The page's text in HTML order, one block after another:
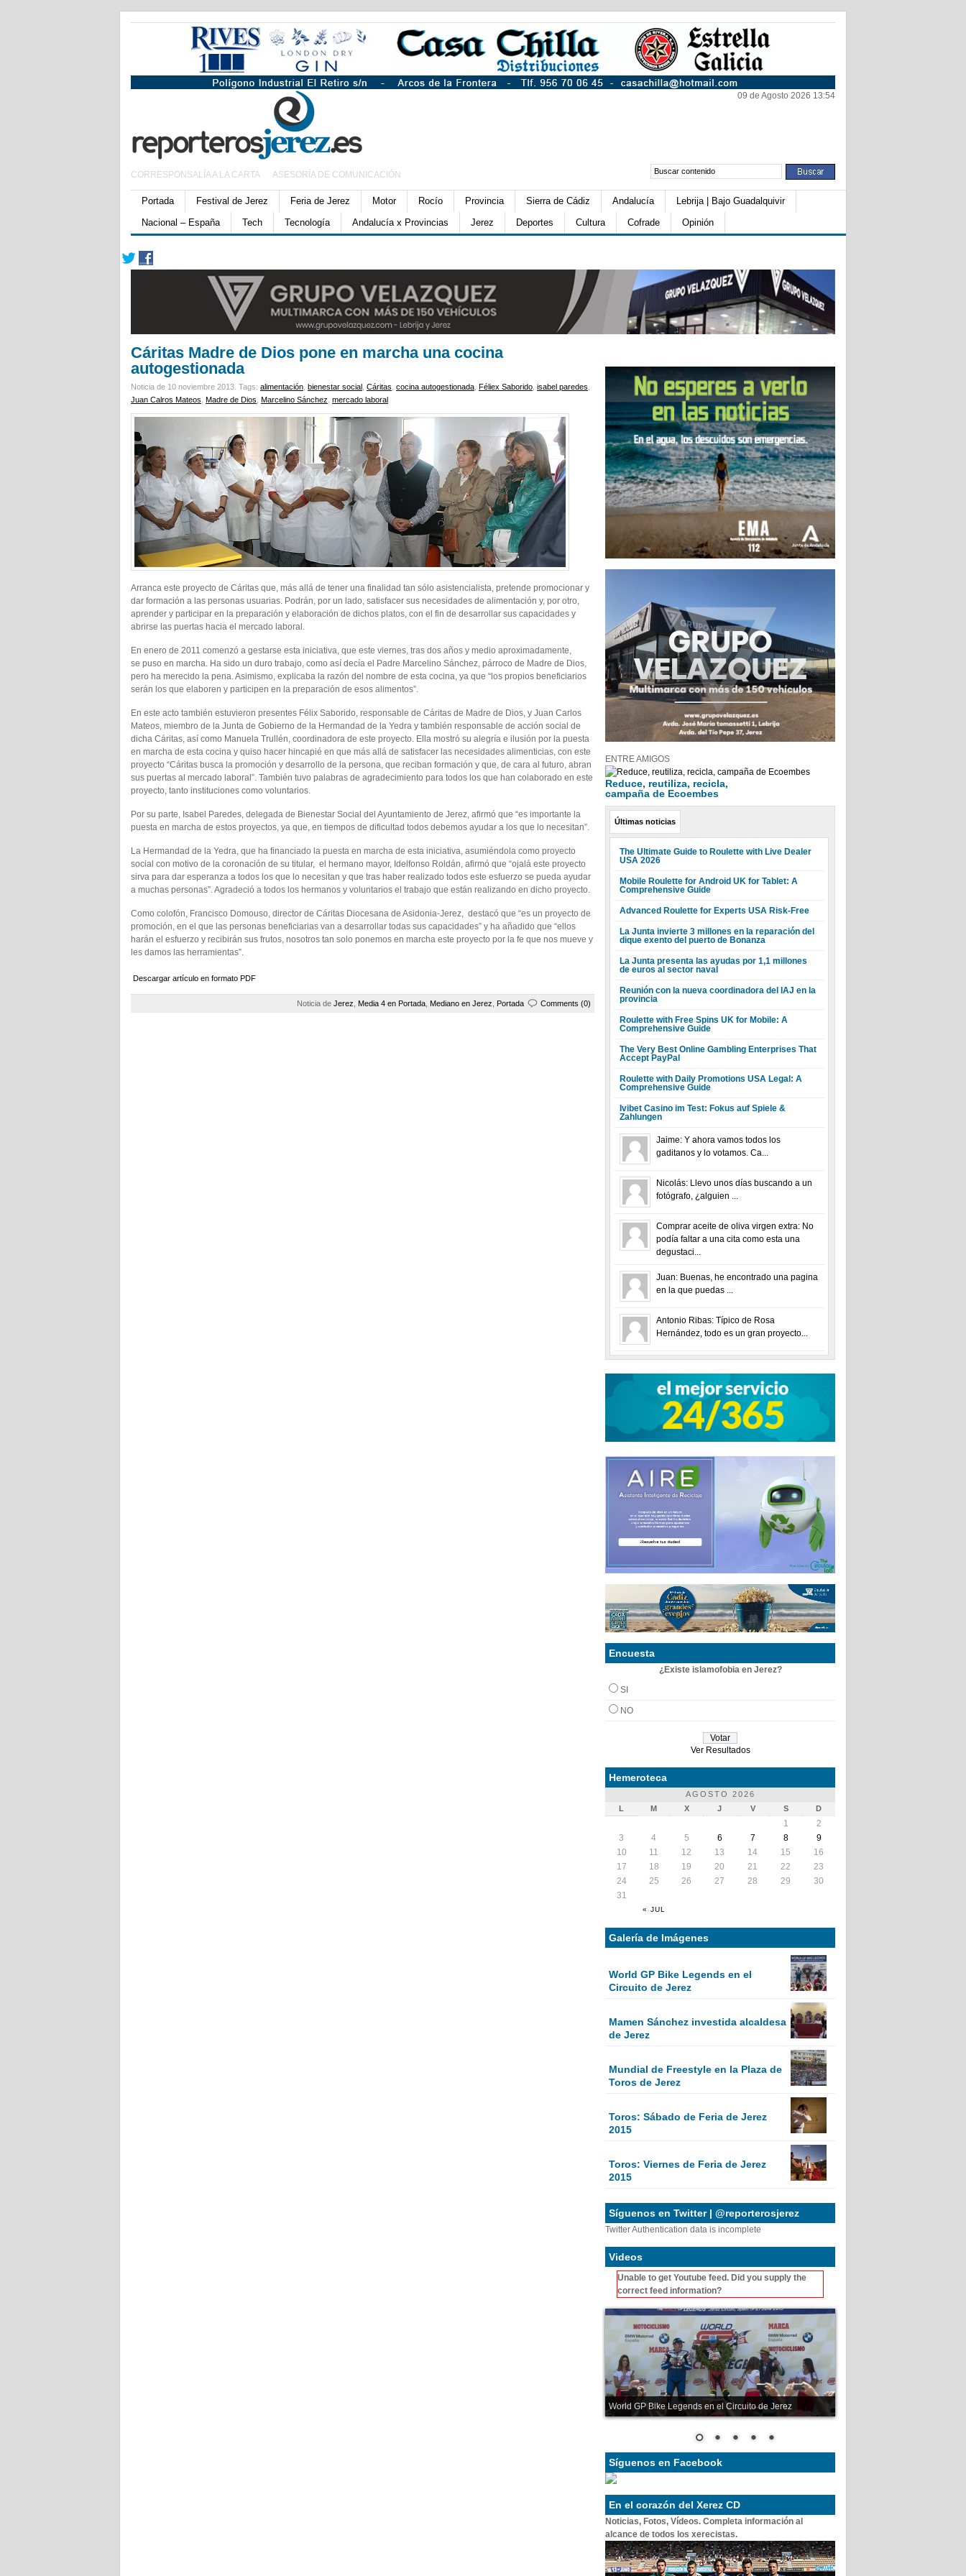
09 de Agosto 2026 13:54
CORRESPONSALÍA A LA CARTA ASESORÍA DE COMUNICACIÓN
Portada Festival de Jerez Feria de Jerez Motor Rocío Provincia Sierra de Cádiz Andalucía
Lebrija | Bajo Guadalquivir
Nacional – España
Tech Tecnología Andalucía x Provincias Jerez Deportes Cultura Cofrade Opinión
Cáritas Madre de Dios pone en marcha una cocina
autogestionada
Noticia de 10 noviembre 2013. Tags: alimentación bienestar social Cáritas cocina autogestionada Féliex Saborido isabel paredes
Juan Calros Mateos Madre de Dios Marcelino Sánchez mercado laboral
Arranca este proyecto de Cáritas que, más allá de tener una finalidad tan sólo asistencialista, pretende promocionar y
dar formación a las personas usuarias. Podrán, por un lado, satisfacer sus necesidades de alimentación y, por otro,
aprender y participar en la preparación y elaboración de dichos platos, con el fin de desarrollar sus capacidades y
abrirse las puertas hacia el mercado laboral.
En enero de 2011 comenzó a gestarse esta iniciativa, que este viernes, tras dos años y medio aproximadamente,
se puso en marcha. Ha sido un duro trabajo, como así decía el Padre Marcelino Sánchez, párroco de Madre de Dios,
pero ha merecido la pena. Asimismo, explicaba la razón del nombre de esta cocina, ya que “los propios beneficiarios
serán los que elaboren y participen en la preparación de esos alimentos”.
En este acto también estuvieron presentes Félix Saborido, responsable de Cáritas de Madre de Dios, y Juan Carlos
Mateos, miembro de la Junta de Gobierno de la Hermandad de la Yedra y también responsable de acción social de
dicha Cáritas, así como Manuela Trullén, coordinadora de este proyecto. Ella mostró su alegría e ilusión por la puesta
en marcha de esta cocina y quiso hacer hincapié en que más allá de satisfacer las necesidades alimenticias, con este
proyecto “Cáritas busca la promoción y desarrollo de la persona, que reciban formación y que, de cara al futuro, abran
sus puertas al mercado laboral”. También tuvo palabras de agradecimiento para todos los que han colaborado en este
proyecto, tanto instituciones como voluntarios.
Por su parte, Isabel Paredes, delegada de Bienestar Social del Ayuntamiento de Jerez, afirmó que “es importante la
puesta en marcha de estos proyectos, ya que, en tiempos de dificultad todos debemos ayudar a los que lo necesitan”.
La Hermandad de la Yedra, que ha financiado la puesta en marcha de esta iniciativa, asumiéndola como proyecto
social con motivo de la coronación de su titular, el hermano mayor, Idelfonso Roldán, afirmó que “ojalá este proyecto
sirva para dar esperanza a todos los que lo necesitan y que tras haber realizado todos este esfuerzo se pueda ayudar
a muchas personas”. Agradeció a todos los hermanos y voluntarios el trabajo que están realizando en dicho proyecto.
Como colofón, Francisco Domouso, director de Cáritas Diocesana de Asidonia-Jerez, destacó que “es un proyecto de
promoción, en el que las personas beneficiarias van a desarrollar todas sus capacidades” y ha añadido que “ellos
harán el esfuerzo y recibirán sus frutos, nosotros tan solo ponemos en marcha este proyecto por la fe que nos mueve y
les damos las herramientas”.
Descargar artículo en formato PDF
Noticia de Jerez Media 4 en Portada Mediano en Jerez Portada Comments (0)
ENTRE AMIGOS
Reduce, reutiliza, recicla,
campaña de Ecoembes
Últimas noticias
The Ultimate Guide to Roulette with Live Dealer
USA 2026
Mobile Roulette for Android UK for Tablet: A
Comprehensive Guide
Advanced Roulette for Experts USA Risk-Free
La Junta invierte 3 millones en la reparación del
dique exento del puerto de Bonanza
La Junta presenta las ayudas por 1,1 millones
de euros al sector naval
Reunión con la nueva coordinadora del IAJ en la
provincia
Roulette with Free Spins UK for Mobile: A
Comprehensive Guide
The Very Best Online Gambling Enterprises That
Accept PayPal
Roulette with Daily Promotions USA Legal: A
Comprehensive Guide
Ivibet Casino im Test: Fokus auf Spiele &
Zahlungen
Jaime: Y ahora vamos todos los
gaditanos y lo votamos. Ca...
Nicolás: Llevo unos días buscando a un
fotógrafo, ¿alguien ...
Comprar aceite de oliva virgen extra: No
podía faltar a una cita como esta una
degustaci...
Juan: Buenas, he encontrado una pagina
en la que puedas ...
Antonio Ribas: Típico de Rosa
Hernández, todo es un gran proyecto...
Encuesta
¿Existe islamofobia en Jerez?
SI
NO
Ver Resultados
Hemeroteca
AGOSTO 2026
L
M X J V S D
« JUL
1
2
3
4 5 6 7 8
9
10
11 12 13 14 15
16
17
18 19 20 21 22
23
24
25 26 27 28 29
30
31
Galería de Imágenes
World GP Bike Legends en el
Circuito de Jerez
Mamen Sánchez investida alcaldesa
de Jerez
Mundial de Freestyle en la Plaza de
Toros de Jerez
Toros: Sábado de Feria de Jerez
2015
Toros: Viernes de Feria de Jerez
2015
Síguenos en Twitter | @reporterosjerez
Twitter Authentication data is incomplete
Videos
Unable to get Youtube feed. Did you supply the
correct feed information?
World GP Bike Legends en el Circuito de Jerez
Síguenos en Facebook
En el corazón del Xerez CD
Noticias, Fotos, Vídeos. Completa información al
alcance de todos los xerecistas.